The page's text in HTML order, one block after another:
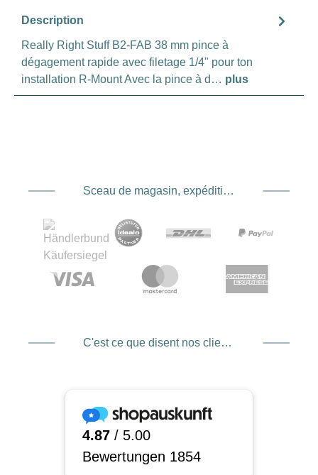
Description
Really Right Stuff B2-FAB 38 mm pince à
dégagement rapide avec filetage 1/4" pour ton
installation R-Mount Avec la pince à d… plus
Sceau de magasin, expédition et expédition. Prestataire de services de paiement
C'est ce que disent nos clients